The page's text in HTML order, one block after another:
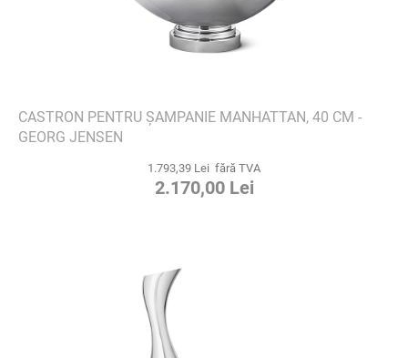
CASTRON PENTRU ȘAMPANIE MANHATTAN, 40 CM -
GEORG JENSEN
1.793,39 Lei fără TVA
2.170,00 Lei